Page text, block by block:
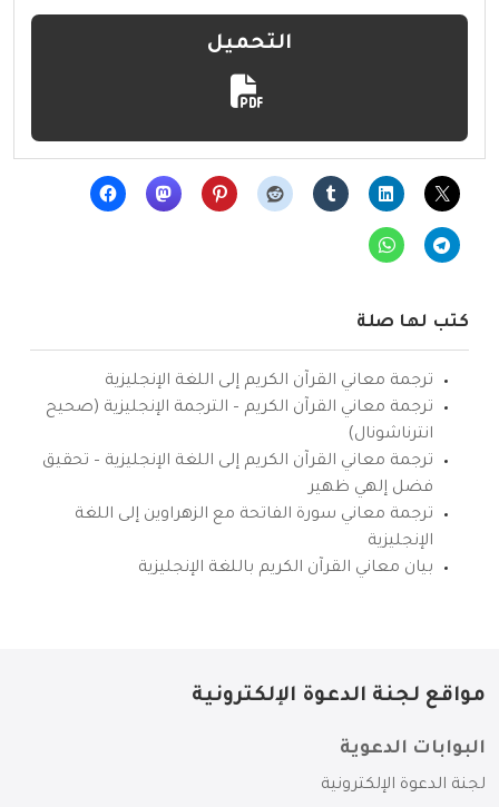
التحميل
كتب لها صلة
ترجمة معاني القرآن الكريم إلى اللغة الإنجليزية
ترجمة معاني القرآن الكريم – الترجمة الإنجليزية (صحيح
انترناشونال)
ترجمة معاني القرآن الكريم إلى اللغة الإنجليزية – تحقيق
فضل إلهي ظهير
ترجمة معاني سورة الفاتحة مع الزهراوين إلى اللغة
الإنجليزية
بيان معاني القرآن الكريم باللغة الإنجليزية
مواقع لجنة الدعوة الإلكترونية
البوابات الدعوية
لجنة الدعوة الإلكترونية